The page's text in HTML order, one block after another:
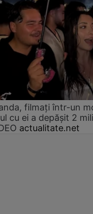
filmați într-un
cu ei a depășit 2
actualitate.net